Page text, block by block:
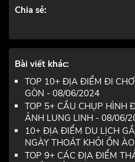
Chia sẻ:
Bài viết khác:
TOP 10+ ĐỊA ĐIỂM ĐI
GÒN - 08/06/2024
TOP 5+ CẦU CHỤP HÌNH
ẢNH LUNG LINH - 08/06/
10+ ĐỊA ĐIỂM DU LỊCH
NGÀY THOÁT KHỎI ỒN
TOP 9+ CÁC ĐỊA ĐIỂM